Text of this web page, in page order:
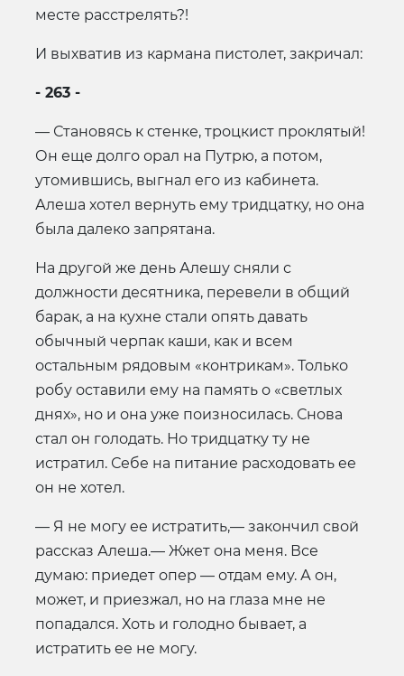
месте расстрелять?!
И выхватив из кармана пистолет, закричал:
- 263 -
— Становясь к стенке, троцкист проклятый!
Он еще долго орал на Путрю, а потом,
утомившись, выгнал его из кабинета.
Алеша хотел вернуть ему тридцатку, но она
была далеко запрятана.
На другой же день Алешу сняли с
должности десятника, перевели в общий
барак, а на кухне стали опять давать
обычный черпак каши, как и всем
остальным рядовым «контрикам». Только
робу оставили ему на память о «светлых
днях», но и она уже поизносилась. Снова
стал он голодать. Но тридцатку ту не
истратил. Себе на питание расходовать ее
он не хотел.
— Я не могу ее истратить,— закончил свой
рассказ Алеша.— Жжет она меня. Все
думаю: приедет опер — отдам ему. А он,
может, и приезжал, но на глаза мне не
попадался. Хоть и голодно бывает, а
истратить ее не могу.